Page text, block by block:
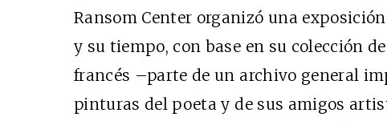
Ransom Center organizó una
y su tiempo, con base en su colección
francés –parte de un archivo general
pinturas del poeta y de sus amigos
Cine desde los márgenes
EDICIÓN MÉXICO